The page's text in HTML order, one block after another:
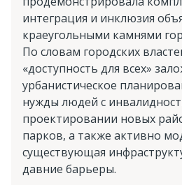
интеграция и инклюзия
краеугольными камнями
По словам городских
«доступность для всех»
урбанистическое
нужды людей с
проектировании новых
парков, а также активно
существующая
давние барьеры.